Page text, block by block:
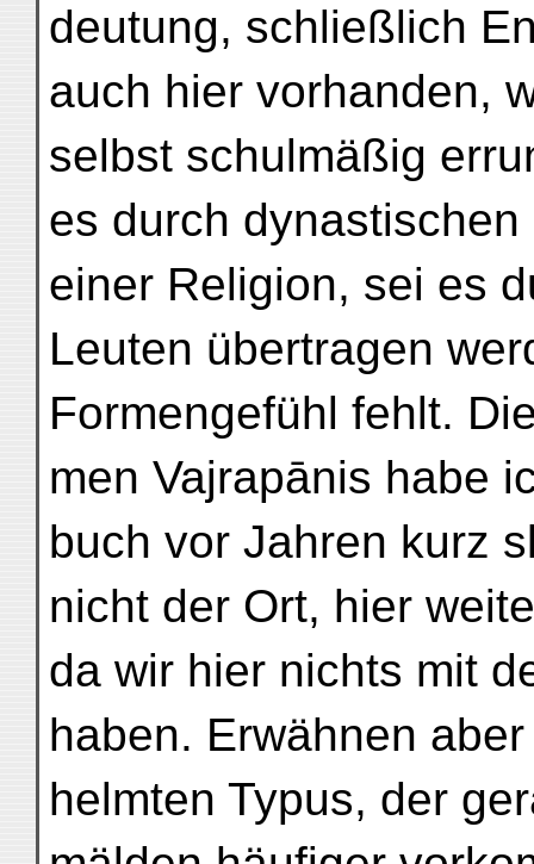
deutung, schließlich
auch hier vorhanden,
selbst schulmäßig
es durch
einer Religion, sei es
Leuten übertragen
Formengefühl fehlt.
men Vajrapānis habe
buch vor Jahren kurz
nicht der Ort, hier
da wir hier nichts mit
haben. Erwähnen
helmten Typus, der